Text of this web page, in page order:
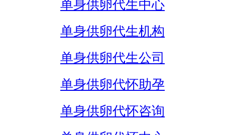
单身供卵代生中心
单身供卵代生机构
单身供卵代生公司
单身供卵代怀助孕
单身供卵代怀咨询